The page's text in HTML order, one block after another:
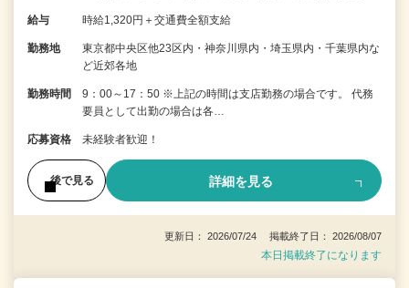
給与 時給1,320円＋交通費全額支給
勤務地
東京都中央区他23区内・神奈川県内・埼玉県内・千葉県内な
ど近郊各地
勤務時間
9：00～17：50 ※上記の時間は支店勤務の場合です。 代務
要員として出勤の場合は各…
応募資格 未経験者歓迎！
後で見る 詳細を見る
更新日： 2026/07/24 掲載終了日： 2026/08/07
本日掲載終了になります